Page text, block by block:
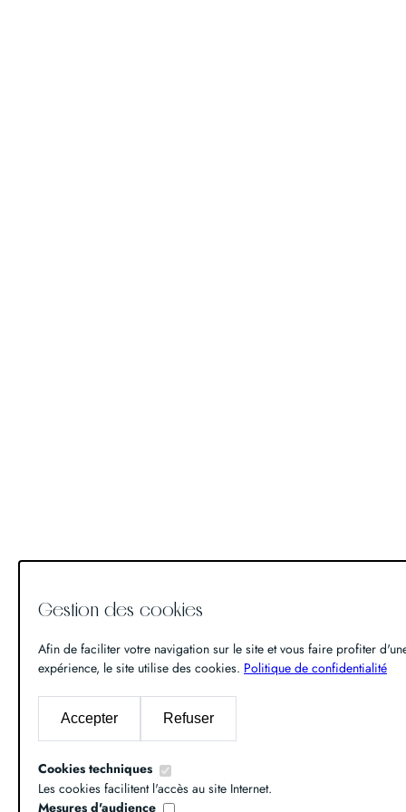
Gestion des cookies
Afin de faciliter votre navigation sur le site et vous faire profiter
expérience, le site utilise des cookies. Politique de confidentialité
Accepter Refuser
Cookies techniques
Les cookies facilitent l'accès au site Internet.
Mesures d'audience